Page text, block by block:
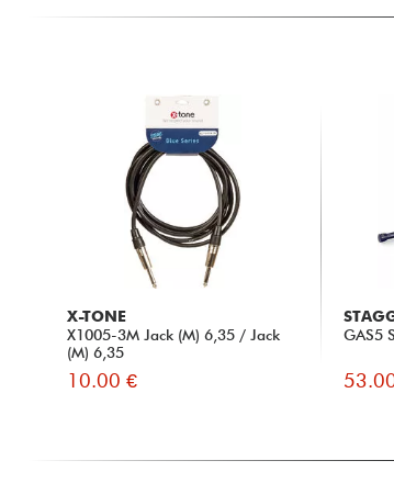
X-TONE
X1005-3M Jack (M) 6,35 / Jack
(M) 6,35
10.00 €
GAS5